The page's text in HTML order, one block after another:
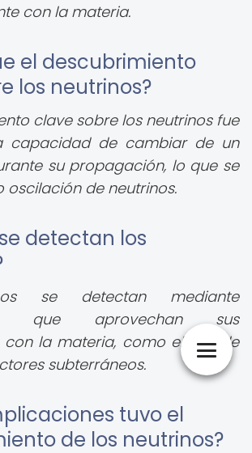
con la materia.
el descubrimiento
los neutrinos?
clave sobre los neutrinos fue
capacidad de cambiar de un
su propagación, lo que se
de neutrinos.
detectan los
se detectan mediante
que aprovechan sus
con la materia, como el uso de
subterráneos.
tuvo el
de los neutrinos?